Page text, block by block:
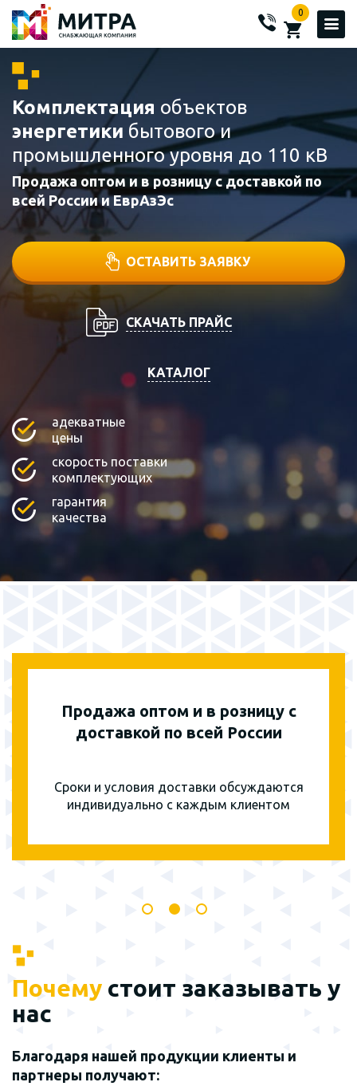
0
Комплектация объектов
энергетики бытового и
промышленного уровня до 110 кВ
Продажа оптом и в розницу с доставкой по
всей России и ЕврАзЭс
ОСТАВИТЬ ЗАЯВКУ
СКАЧАТЬ ПРАЙС
КАТАЛОГ
адекватные
цены
скорость поставки
комплектующих
гарантия
качества
Продажа оптом и в розницу с
доставкой по всей России
Сроки и условия доставки обсуждаются
индивидуально с каждым клиентом
Почему стоит заказывать у
нас
Благодаря нашей продукции клиенты и
партнеры получают: